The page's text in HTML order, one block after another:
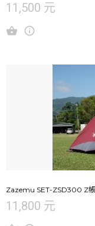
11,500 元
Zazemu SET-ZSD300 Z
11,800 元